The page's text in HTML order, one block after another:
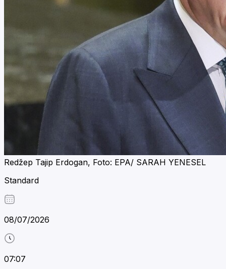
Redžep Tajip Erdogan, Foto: EPA/ SARAH YENESEL
Standard
08/07/2026
07:07